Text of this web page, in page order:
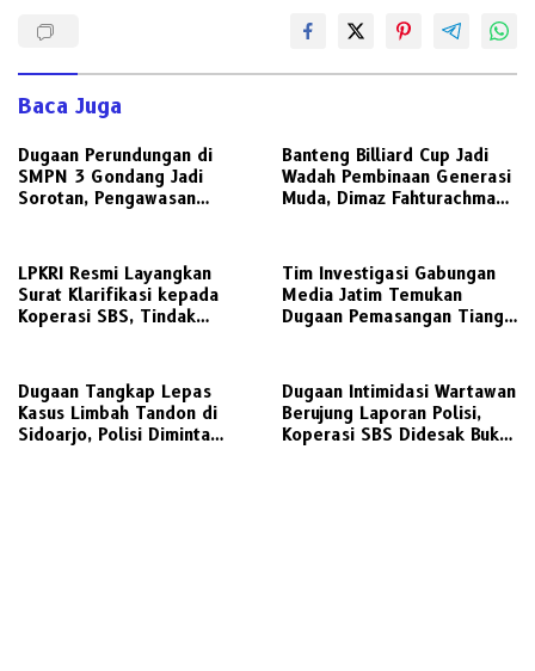
Baca Juga
Dugaan Perundungan di
SMPN 3 Gondang Jadi
Sorotan, Pengawasan
Turun Tangan
Banteng Billiard Cup Jadi
Wadah Pembinaan Generasi
Muda, Dimaz Fahturachman
LPKRI Resmi Layangkan
Surat Klarifikasi kepada
Koperasi SBS, Tindak
Dugaan Pelanggaran
Perkoperasian
Tim Investigasi Gabungan
Media Jatim Temukan
Dugaan Pemasangan Tiang
Pasuruan
Dugaan Tangkap Lepas
Kasus Limbah Tandon di
Sidoarjo, Polisi Diminta
Dugaan Intimidasi Wartawan
Berujung Laporan Polisi,
Koperasi SBS Didesak Buka